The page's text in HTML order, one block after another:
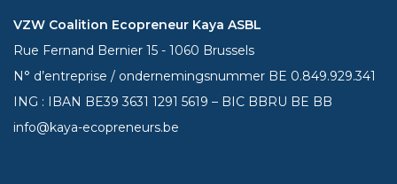
VZW Coalition Ecopreneur Kaya ASBL
Rue Fernand Bernier 15 - 1060 Brussels
N° d’entreprise / ondernemingsnummer BE 0.849.929.341
ING : IBAN BE393631 1291 5619 – BIC BBRU BE BB
info@kaya-ecopreneurs.be